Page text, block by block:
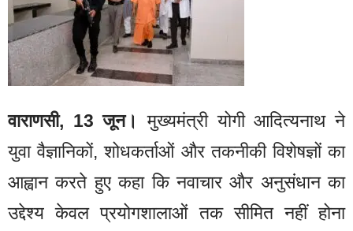
वाराणसी, 13 जून।
मुख्यमंत्री योगी आदित्यनाथ ने
युवा वैज्ञानिकों, शोधकर्ताओं और तकनीकी विशेषज्ञों का
आह्वान करते हुए कहा कि नवाचार और अनुसंधान का
उद्देश्य केवल प्रयोगशालाओं तक सीमित नहीं होना